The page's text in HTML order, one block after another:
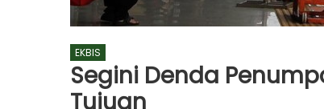
EKBIS
Segini Denda
Tujuan